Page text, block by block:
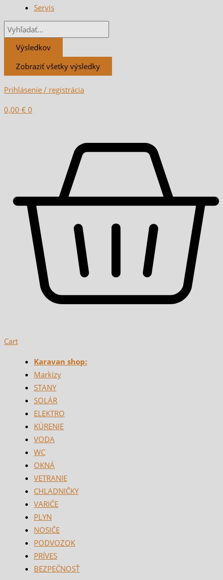
Servis
Výsledkov
Zobraziť všetky výsledky
Prihlásenie / registrácia
0,00 € 0
Cart
Karavan shop:
Markízy
STANY
SOLÁR
ELEKTRO
KÚRENIE
VODA
WC
OKNÁ
VETRANIE
CHLADNIČKY
VARIČE
PLYN
NOSIČE
PODVOZOK
PRÍVES
BEZPEČNOSŤ